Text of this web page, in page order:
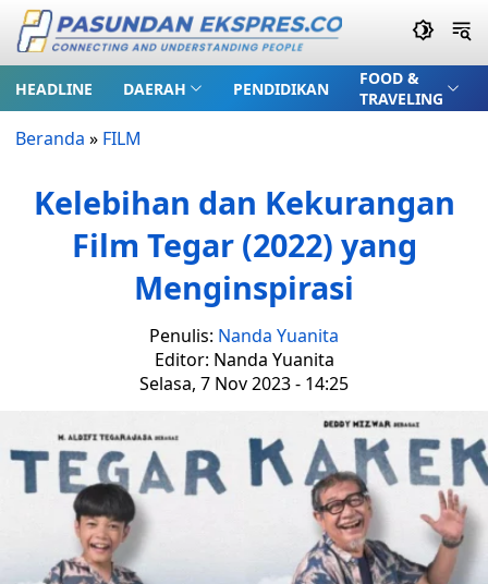
HEADLINE DAERAH PENDIDIKAN
FOOD &
TRAVELING
Beranda » FILM
Kelebihan dan Kekurangan
Film Tegar (2022) yang
Menginspirasi
Penulis: Nanda Yuanita
Editor: Nanda Yuanita
Selasa, 7 Nov 2023 - 14:25